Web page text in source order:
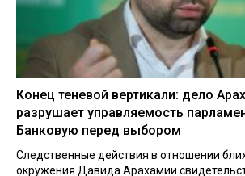
Конец теневой вертикали: дело
разрушает управляемость
Банковую перед выбором
Следственные действия в отношении
окружения Давида Арахамии